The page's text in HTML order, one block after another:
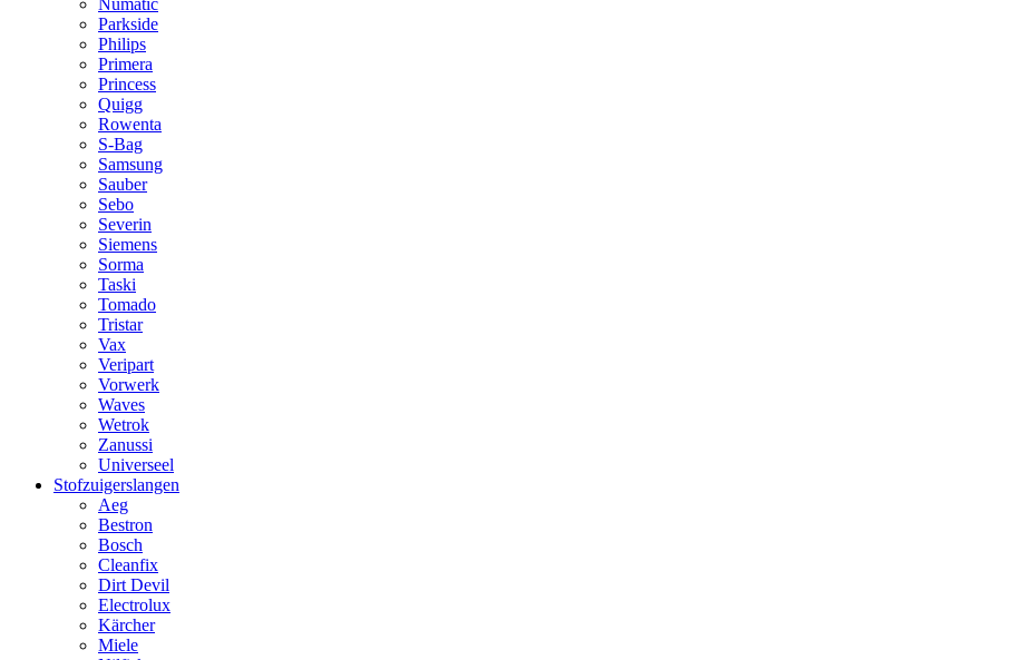
Numatic
Parkside
Philips
Primera
Princess
Quigg
Rowenta
S-Bag
Samsung
Sauber
Sebo
Severin
Siemens
Sorma
Taski
Tomado
Tristar
Vax
Veripart
Vorwerk
Waves
Wetrok
Zanussi
Universeel
Stofzuigerslangen
Aeg
Bestron
Bosch
Cleanfix
Dirt Devil
Electrolux
Kärcher
Miele